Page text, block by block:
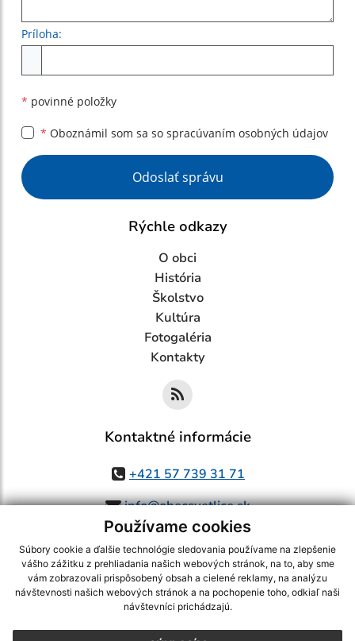
Používame cookies
Súbory cookie a ďalšie technológie sledovania používame na zlepšenie
vášho zážitku z prehliadania našich webových stránok, na to, aby sme
vám zobrazovali prispôsobený obsah a cielené reklamy, na analýzu
návštevnosti našich webových stránok a na pochopenie toho, odkiaľ naši
návštevníci prichádzajú.
Príloha:
* povinné položky
* Oboznámil som sa so spracúvaním osobných údajov
Google reCaptcha Response
Odoslať správu
Rýchle odkazy
O obci
História
Školstvo
Kultúra
Fotogaléria
Kontakty
Kontaktné informácie
+421 57 739 31 71
info@obecsvetlice.sk
využite možnosť získavania aktuálnych informácií s využitím RSS
CMS systém (redakčný) systém ECHELON 2,Mapa stránok,web portál
webex.digital, s.r.o.,domény,registrácia domény